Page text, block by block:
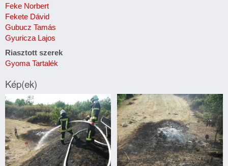
Feke Norbert
Fekete Dávid
Gubucz Tamás
Gyuricza Lajos
Riasztott szerek
Gyoma Tartalék
Kép(ek)